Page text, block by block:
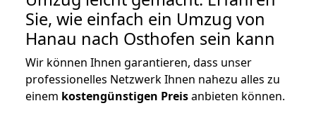
Sie, wie einfach ein Umzug von
Hanau nach Osthofen sein kann
Wir können Ihnen garantieren, dass unser
professionelles Netzwerk Ihnen nahezu alles zu
einem kostengünstigen Preisanbieten können.